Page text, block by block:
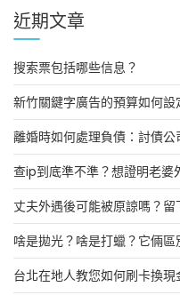
近期文章
搜索票包括哪些信息？
新竹關鍵字廣告的預算如何設
離婚時如何處理負債：討債
查ip到底準不準？想證明老婆
丈夫外遇後可能被原諒嗎？
啥是拋光？啥是打蠟？它倆
台北在地人教您如何刷卡換現